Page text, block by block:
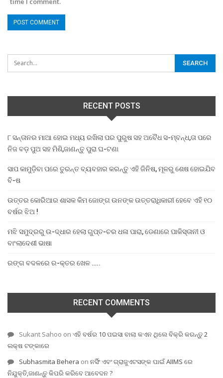
RECENT POSTS
୮ ସନ୍ତାନର ମାଆ ହୋଇ ମଧ୍ୟ ରଖିଲା ପର ପୁରୁଷ ସହ ଅବୈଧ ସ-ମ୍ବନ୍ଧ,ତା ପରେ
ନିଜ ବଡ଼ ପୁଅ ସହ ମିଶି,ଜାଣନ୍ତୁ ପୁରା ଘ-ଟଣା
ସାପ କାମୁଡ଼ିବା ପରେ ତୁରନ୍ତ ବ୍ୟବହାର କରନ୍ତୁ ଏହି ଜିନିଷ, ମୂଳରୁ ଶେଷ ହୋଇଯିବ
ବି-ଷ
ଉତ୍ତର କୋରିଆର ଶାସକ କିମ ଜୋଙ୍ଗ ଉନଙ୍କ ଉତ୍ତରାଧିକାରୀ ହେବେ ଏହି ୧୦
ବର୍ଷର ଝିଅ !
ମଝି ସମୁଦ୍ରରୁ ଉ-ଦ୍ଧାର ହେଲା ଗୁପ୍ତ-ଚର ଧଳା ପାରା, ଡେଣାରେ ପାକିସ୍ତାନୀ ଓ
ବାଂଲାଦେଶୀ ଭାଷା
ରଙ୍ଗ ବଦଳରେ ର-କ୍ତର ଖେଳ …..
RECENT COMMENTS
Sukant Sahoo on ଏହି ବର୍ଷର 10 ପଇସା ବାଲା କଏନ ଥିଲେ ବିକ୍ରି କରନ୍ତୁ 2
ଲକ୍ଷ ଟଙ୍କାରେ
Subhasmita Behera on ନର୍ସିଂ ଏବଂ ଗ୍ରାଜୁଏଟସଙ୍କ ପାଇଁ AIIMS ରେ
ନିଯୁକ୍ତି,ଜାଣନ୍ତୁ କିପରି କରିବେ ଆବେଦନ ?